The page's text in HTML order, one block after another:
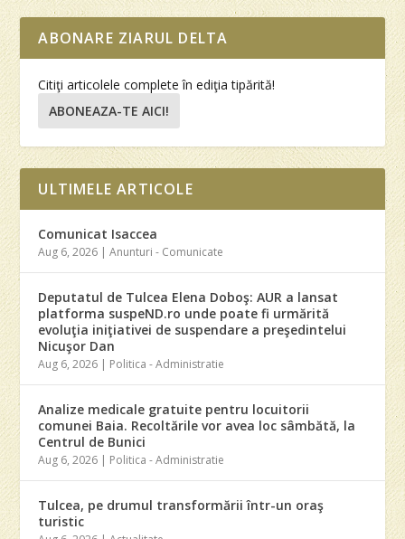
ABONARE ZIARUL DELTA
Citiţi articolele complete în ediţia tipărită!
ABONEAZA-TE AICI!
ULTIMELE ARTICOLE
Comunicat Isaccea
Aug 6, 2026 |Anunturi - Comunicate
Deputatul de Tulcea Elena Doboş: AUR a lansat
platforma suspeND.ro unde poate fi urmărită
evoluţia iniţiativei de suspendare a preşedintelui
Nicuşor Dan
Aug 6, 2026 | Politica - Administratie
Analize medicale gratuite pentru locuitorii
comunei Baia. Recoltările vor avea loc sâmbătă, la
Centrul de Bunici
Aug 6, 2026 | Politica - Administratie
Tulcea, pe drumul transformării într-un oraş
turistic